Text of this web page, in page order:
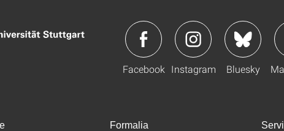
Facebook Instagram Bluesky
Formalia